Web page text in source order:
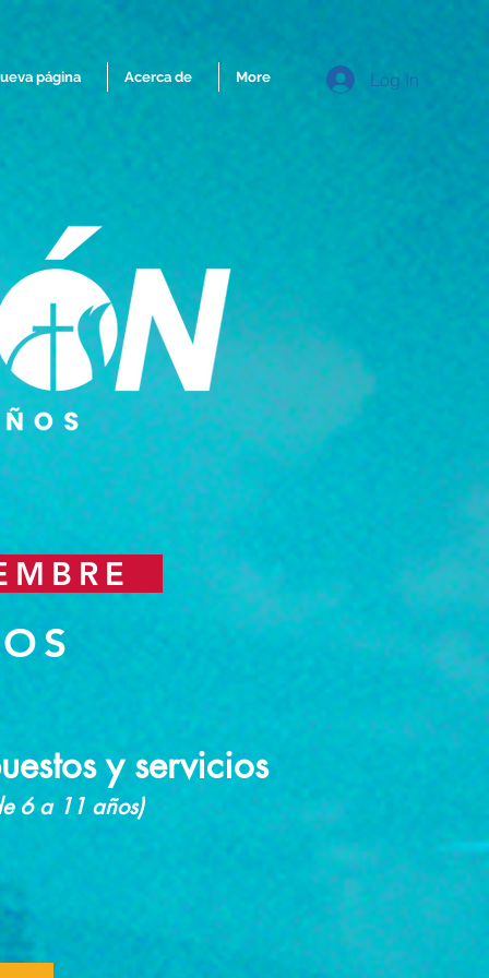
página Acerca de More Log In
y servicios
6 a 11 años)